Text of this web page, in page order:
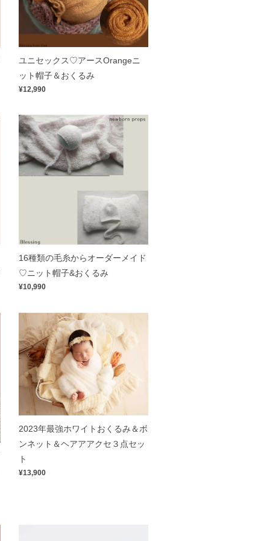
ユニセックス♡アースOrangeニ
ット帽子＆おくるみ
¥12,990
16種類の毛糸からオーダーメイド
♡ニット帽子&おくるみ
¥10,990
2023年最強ホワイトおくるみ＆ボ
ンネット＆ヘアアアクセ３点セッ
ト
¥13,900